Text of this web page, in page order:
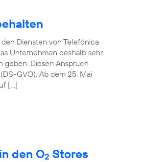
Diensten von Telefónica
Unternehmen deshalb sehr
geben. Diesen Anspruch
GVO). Ab dem 25. Mai
[…]
den O2 Stores